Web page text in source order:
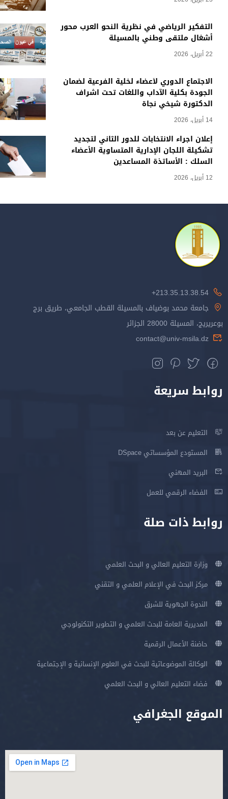
التفكير الرياضي في نظرية النحو العرب محور
أشغال ملتقى وطني بالمسيلة
22 أبريل، 2026
الاجتماع الدوري لأعضاء لخلية الفرعية لضمان
الجودة بكلية الآداب واللغات تحت اشراف
الدكتورة شيخي نجاة
14 أبريل، 2026
إعلان اجراء الانتخابات للدور الثاني لتجديد
تشكيلة اللجان الإدارية المتساوية الأعضاء
السلك : الأساتذة المساعدين
12 أبريل، 2026
213.35.13.38.54+
جامعة محمد بوضياف بالمسيلة القطب الجامعي، طريق برج
بوعريريج، المسيلة 28000 الجزائر
contact@univ-msila.dz
روابط سريعة
التعليم عن بعد
المستودع المؤسساتي DSpace
البريد المهني
الفضاء الرقمي للعمل
روابط ذات صلة
وزارة التعليم العالي و البحث العلمي
مركز البحث في الإعلام العلمي و التقني
الندوة الجهوية للشرق
المديرية العامة للبحث العلمي و التطوير التكنولوجي
حاضنة الأعمال الرقمية
الوكالة الموضوعاتية للبحث في العلوم الإنسانية و الإجتماعية
فضاء التعليم العالي و البحث العلمي
الموقع الجغرافي